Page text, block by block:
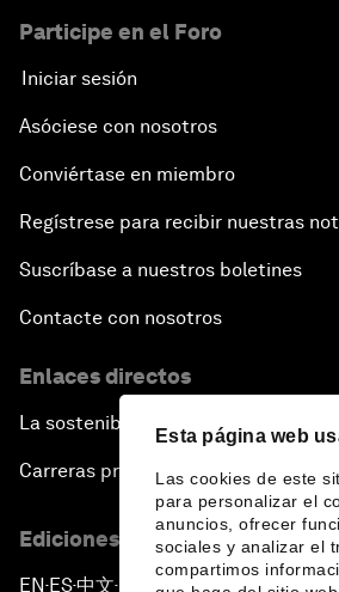
Esta página web
Las cookies de este
para personalizar el
anuncios, ofrecer
sociales y analizar el
compartimos
Participe en el Foro
Iniciar sesión
Asóciese con nosotros
Conviértase en miembro
Regístrese para recibir nuestras
Suscríbase a nuestros boletines
Contacte con nosotros
Enlaces directos
La sostenibilidad en el Foro
Carreras profesionales
Ediciones en otros idiomas
EN ▪ES▪中文▪ 日本語